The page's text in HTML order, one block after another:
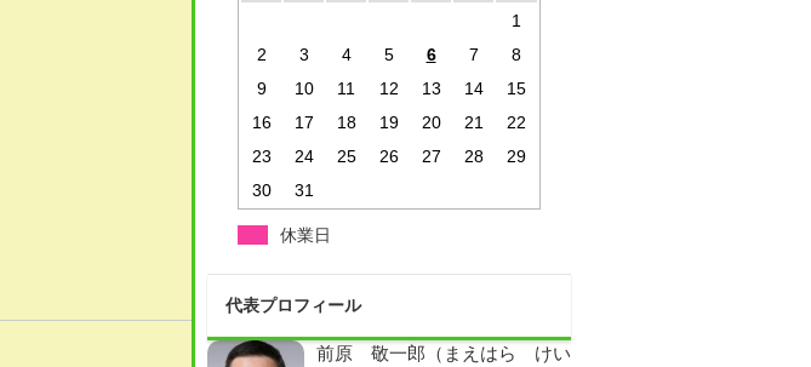
1
2
3 4 5 6 7
8
9
10 11 12 13 14
15
16
17 18 19 20 21
22
23
24 25 26 27 28
29
30
31
休業日
代表プロフィール
前原 敬一郎（まえはら けい